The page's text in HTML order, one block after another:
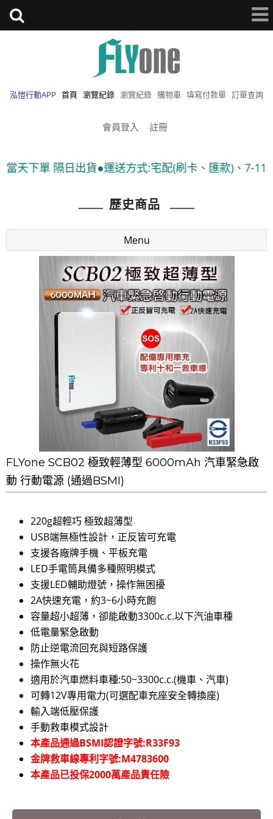
泓愷行動APP 首頁 瀏覽紀錄 瀏覽紀錄 購物車 填寫付款單 訂單查詢
會員登入 註冊
貨●運送方式:宅配(刷卡、匯款)、7-11貨到付款 ●隨
歷史商品
Menu
FLYone SCB02 極致輕薄型 6000mAh 汽車緊急啟
動 行動電源 (通過BSMI)
220g超輕巧 極致超薄型
USB端無極性設計，正反皆可充電
支援各廠牌手機、平板充電
LED手電筒具備多種照明模式
支援LED輔助燈號，操作無困擾
2A快速充電，約3~6小時充飽
容量超小超薄，卻能啟動3300c.c.以下汽油車種
低電量緊急啟動
防止逆電流回充與短路保護
操作無火花
適用於汽車燃料車種:50~3300c.c.(機車、汽車)
可轉12V專用電力(可選配車充座安全轉換座)
輸入端低壓保護
手動救車模式設計
本產品通過BSMI認證字號:R33F93
金牌救車線專利字號:M4783600
本產品已投保2000萬產品責任險